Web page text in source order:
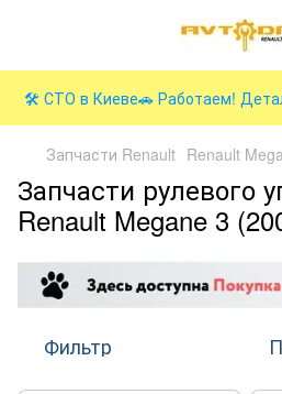
🛠️ СТО в Киеве🚗 Работаем!
Запчасти Renault Renault
Запчасти рулевого
Renault Megane 3
Фильтр